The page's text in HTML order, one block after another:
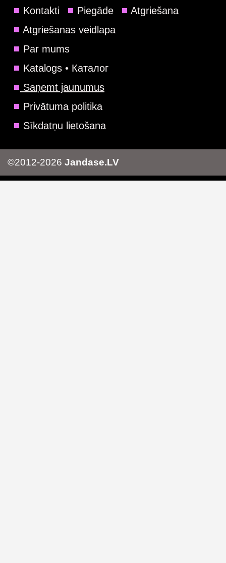
Kontakti Piegāde
Atgriešana
Atgriešanas veidlapa
Par mums
Katalogs • Каталог
Saņemt jaunumus
Privātuma politika
Sīkdatņu lietošana
©2012-2026 Jandase.LV